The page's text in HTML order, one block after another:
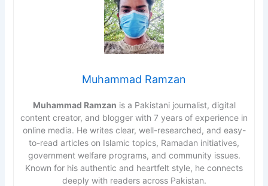
Muhammad Ramzan
Muhammad Ramzan is a Pakistani journalist, digital
content creator, and blogger with 7 years of experience in
online media. He writes clear, well-researched, and easy-
to-read articles on Islamic topics, Ramadan initiatives,
government welfare programs, and community issues.
Known for his authentic and heartfelt style, he connects
deeply with readers across Pakistan.